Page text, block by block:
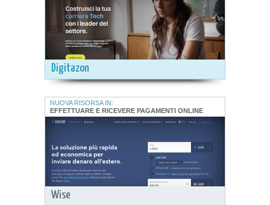
Digitazon
Wise
NUOVA RISORSA IN:
EFFETTUARE E RICEVERE PAGAMENTI ONLINE